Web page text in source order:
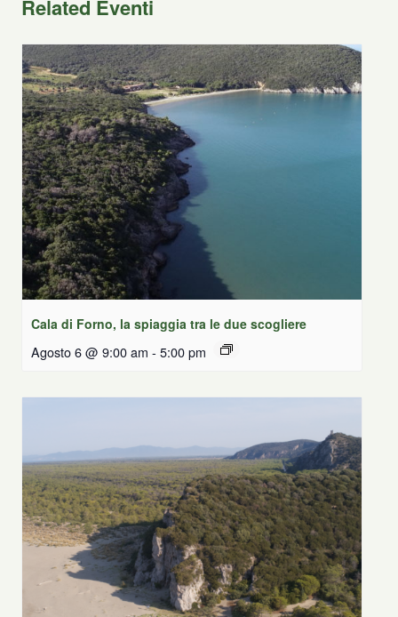
Related Eventi
Cala di Forno, la spiaggia tra le due scogliere
Agosto 6 @ 9:00 am - 5:00 pm